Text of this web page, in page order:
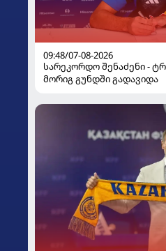
09:48/07-08-2026
სარეკორდო შენაძენი -
მორიგ გუნდში გადავიდა